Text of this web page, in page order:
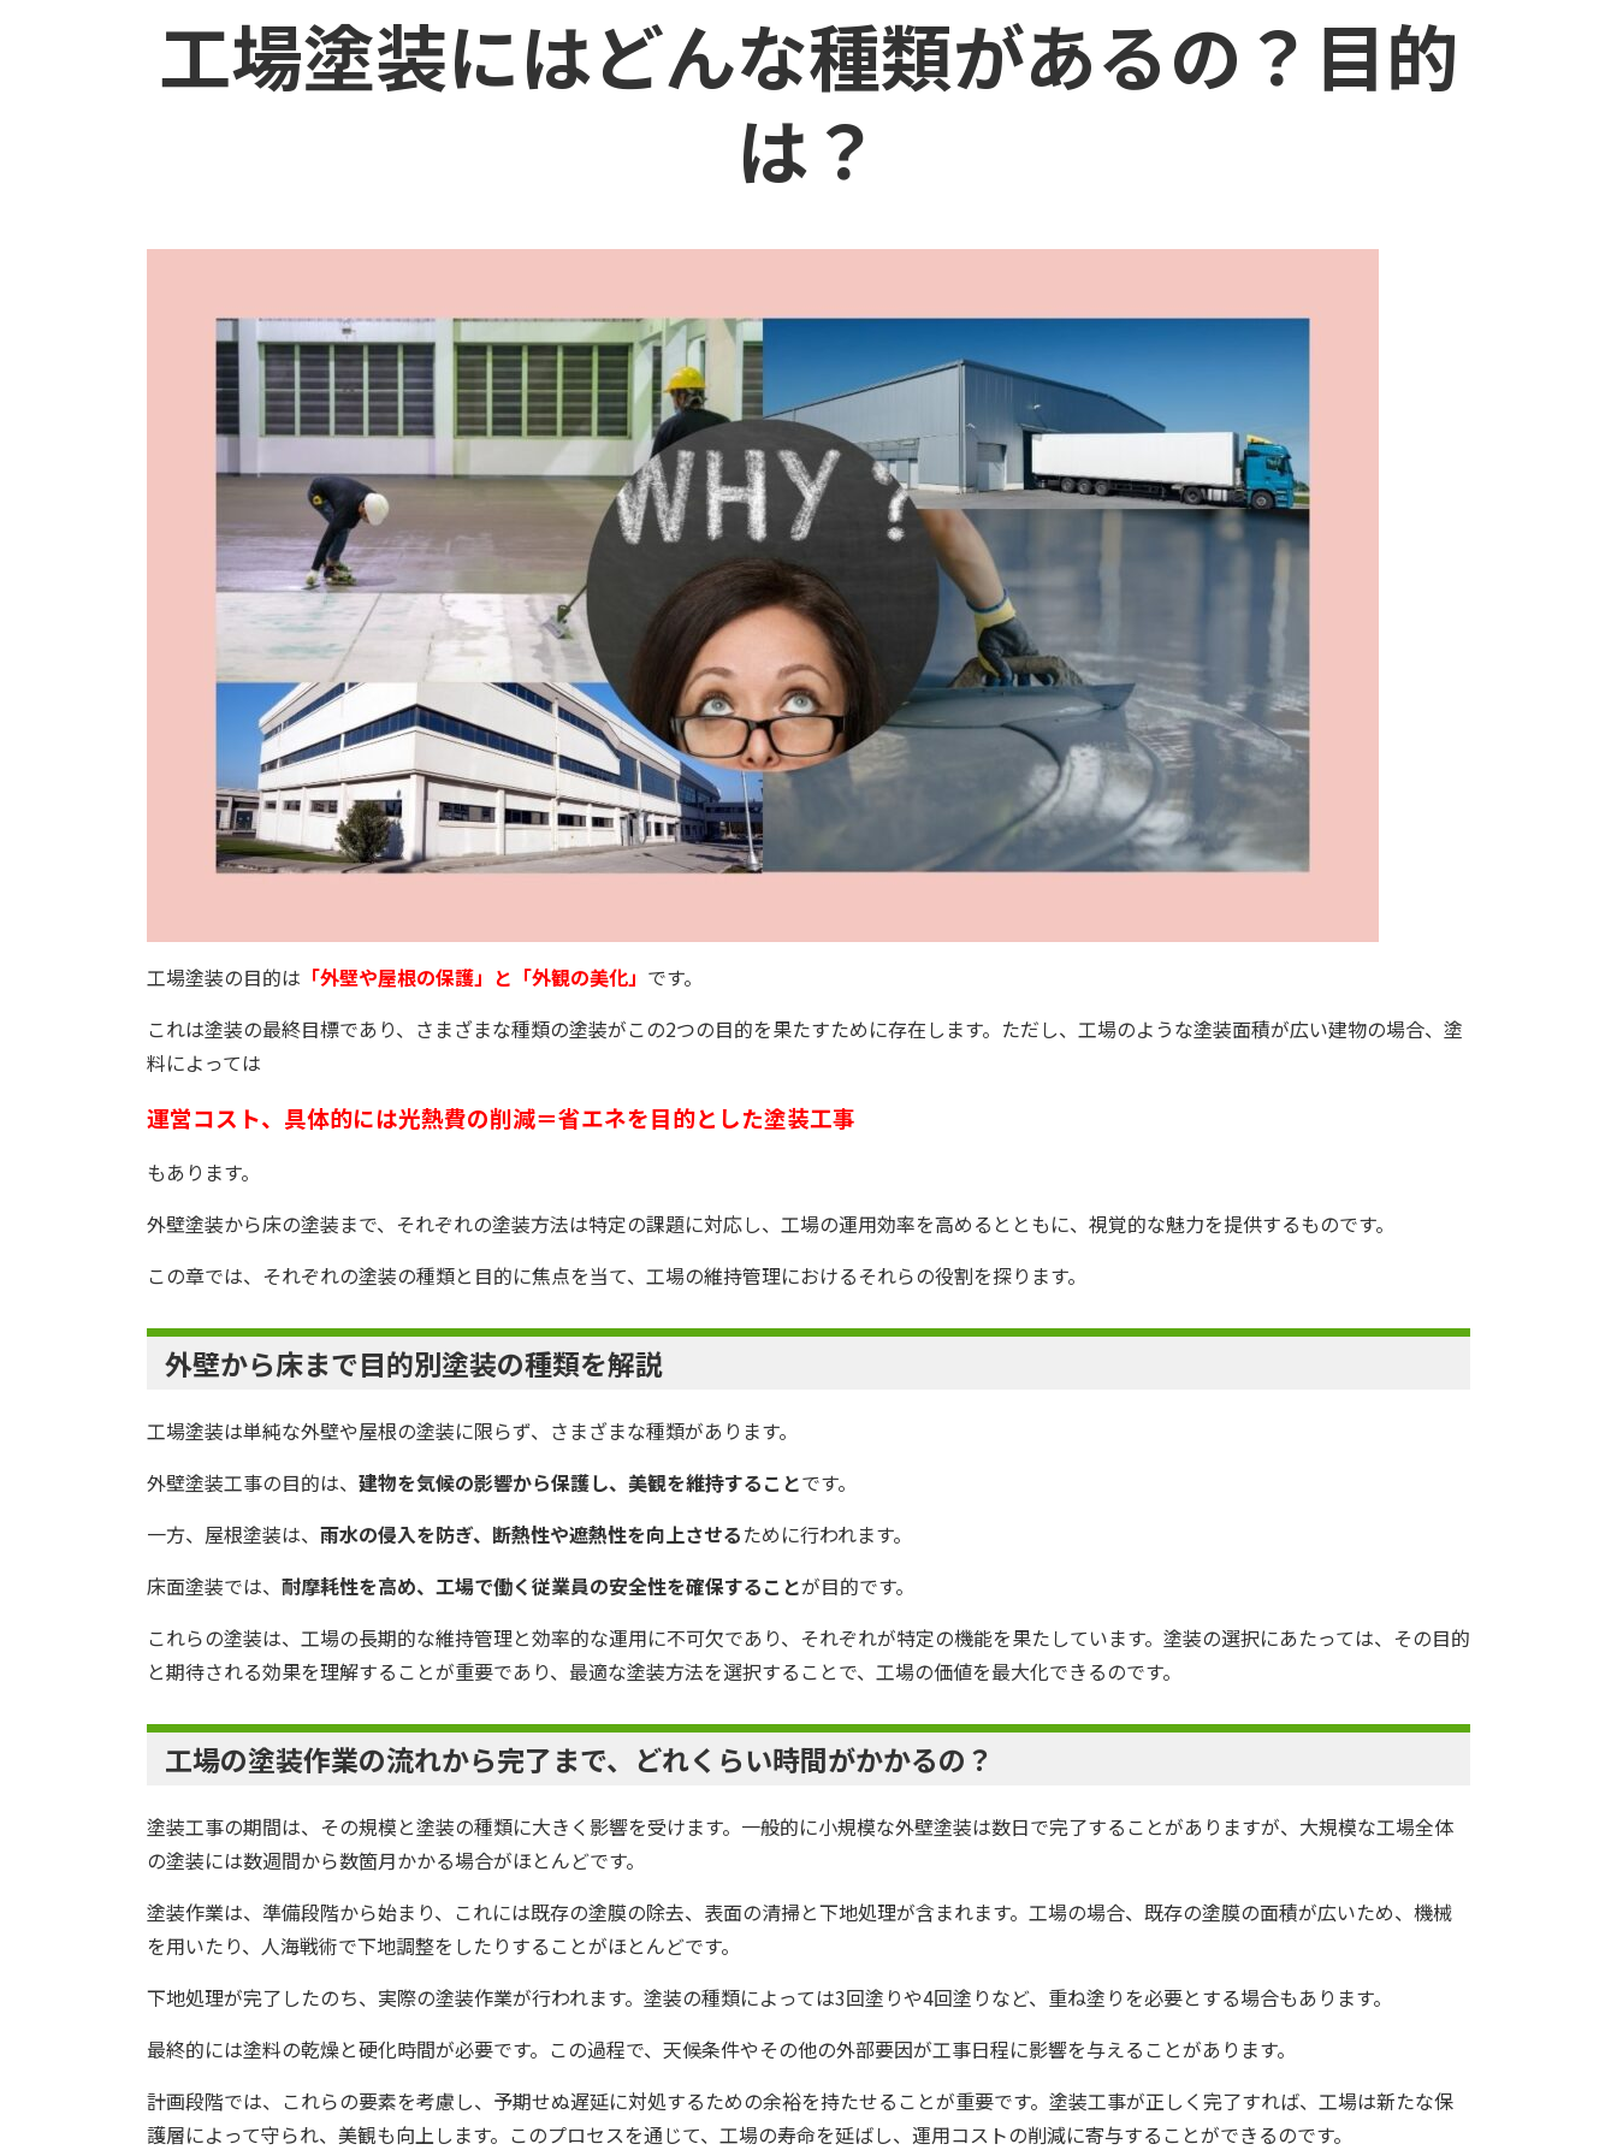
工場塗装にはどんな種類があるの？目的
は？
工場塗装の目的は 「外壁や屋根の保護」と「外観の美化」 です。
これは塗装の最終目標であり、さまざまな種類の塗装がこの2つの目的を果たすために存在します。ただし、工場のような塗装面積が広い建物の場合、塗
料によっては
運営コスト、具体的には光熱費の削減＝省エネを目的とした塗装工事
もあります。
外壁塗装から床の塗装まで、それぞれの塗装方法は特定の課題に対応し、工場の運用効率を高めるとともに、視覚的な魅力を提供するものです。
この章では、それぞれの塗装の種類と目的に焦点を当て、工場の維持管理におけるそれらの役割を探ります。
外壁から床まで目的別塗装の種類を解説
工場塗装は単純な外壁や屋根の塗装に限らず、さまざまな種類があります。
外壁塗装工事の目的は、 建物を気候の影響から保護し、美観を維持することです。
一方、屋根塗装は、 雨水の侵入を防ぎ、断熱性や遮熱性を向上させるために行われます。
床面塗装では、 耐摩耗性を高め、工場で働く従業員の安全性を確保することが目的です。
これらの塗装は、工場の長期的な維持管理と効率的な運用に不可欠であり、それぞれが特定の機能を果たしています。塗装の選択にあたっては、その目的
と期待される効果を理解することが重要であり、最適な塗装方法を選択することで、工場の価値を最大化できるのです。
工場の塗装作業の流れから完了まで、どれくらい時間がかかるの？
塗装工事の期間は、その規模と塗装の種類に大きく影響を受けます。一般的に小規模な外壁塗装は数日で完了することがありますが、大規模な工場全体
の塗装には数週間から数箇月かかる場合がほとんどです。
塗装作業は、準備段階から始まり、これには既存の塗膜の除去、表面の清掃と下地処理が含まれます。工場の場合、既存の塗膜の面積が広いため、機械
を用いたり、人海戦術で下地調整をしたりすることがほとんどです。
下地処理が完了したのち、実際の塗装作業が行われます。塗装の種類によっては3回塗りや4回塗りなど、重ね塗りを必要とする場合もあります。
最終的には塗料の乾燥と硬化時間が必要です。この過程で、天候条件やその他の外部要因が工事日程に影響を与えることがあります。
計画段階では、これらの要素を考慮し、予期せぬ遅延に対処するための余裕を持たせることが重要です。塗装工事が正しく完了すれば、工場は新たな保
護層によって守られ、美観も向上します。このプロセスを通じて、工場の寿命を延ばし、運用コストの削減に寄与することができるのです。